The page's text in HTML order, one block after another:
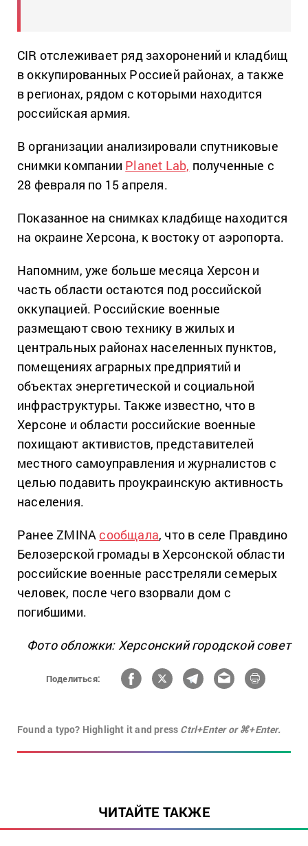
CIR отслеживает ряд захоронений и кладбищ
в оккупированных Россией районах, а также
в регионах, рядом с которыми находится
российская армия.
В организации анализировали спутниковые
снимки компании Planet Lab, полученные с
28 февраля по 15 апреля.
Показанное на снимках кладбище находится
на окраине Херсона, к востоку от аэропорта.
Напомним, уже больше месяца Херсон и
часть области остаются под российской
оккупацией. Российские военные
размещают свою технику в жилых и
центральных районах населенных пунктов,
помещениях аграрных предприятий и
объектах энергетической и социальной
инфраструктуры. Также известно, что в
Херсоне и области российские военные
похищают активистов, представителей
местного самоуправления и журналистов с
целью подавить проукраинскую активность
населения.
Ранее ZMINA сообщала, что в селе Правдино
Белозерской громады в Херсонской области
российские военные расстреляли семерых
человек, после чего взорвали дом с
погибшими.
Фото обложки: Херсонский городской совет
Поделиться:
Found a typo? Highlight it and press Ctrl+Enter or ⌘+Enter.
ЧИТАЙТЕ ТАКЖЕ